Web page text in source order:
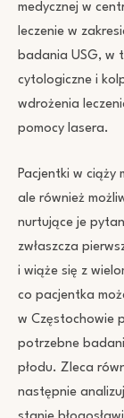
medycznej w
leczenie w
badania USG, w
cytologiczne i
wdrożenia
pomocy lasera.
Pacjentki w ciąży
ale również
nurtujące je
zwłaszcza
i wiąże się z
co pacjentka
w Częstochowie
potrzebne
płodu. Zleca
następnie